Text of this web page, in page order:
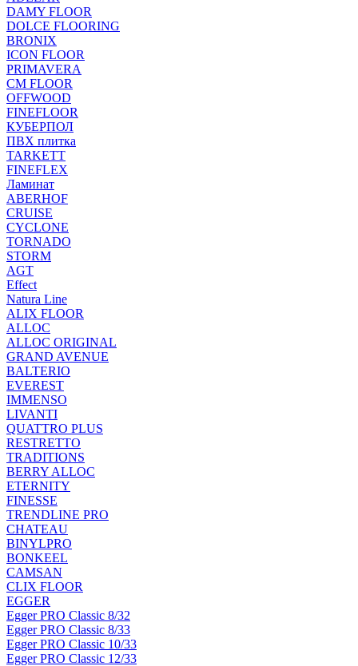
DAMY FLOOR
DOLCE FLOORING
BRONIX
ICON FLOOR
PRIMAVERA
CM FLOOR
OFFWOOD
FINEFLOOR
КУБЕРПОЛ
ПВХ плитка
TARKETT
FINEFLEX
Ламинат
ABERHOF
CRUISE
CYCLONE
TORNADO
STORM
AGT
Effect
Natura Line
ALIX FLOOR
ALLOC
ALLOC ORIGINAL
GRAND AVENUE
BALTERIO
EVEREST
IMMENSO
LIVANTI
QUATTRO PLUS
RESTRETTO
TRADITIONS
BERRY ALLOC
ETERNITY
FINESSE
TRENDLINE PRO
CHATEAU
BINYLPRO
BONKEEL
CAMSAN
CLIX FLOOR
EGGER
Egger PRO Classic 8/32
Egger PRO Classic 8/33
Egger PRO Classic 10/33
Egger PRO Classic 12/33